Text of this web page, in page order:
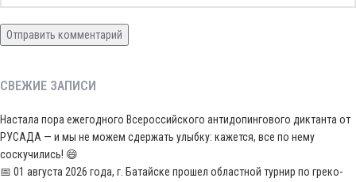
СВЕЖИЕ ЗАПИСИ
Настала пора ежегодного Всероссийского антидопингового диктанта от
РУСАДА — и мы не можем сдержать улыбку: кажется, все по нему
соскучились! 😄
📅 01 августа 2026 года, г. Батайске прошел областной турнир по греко-